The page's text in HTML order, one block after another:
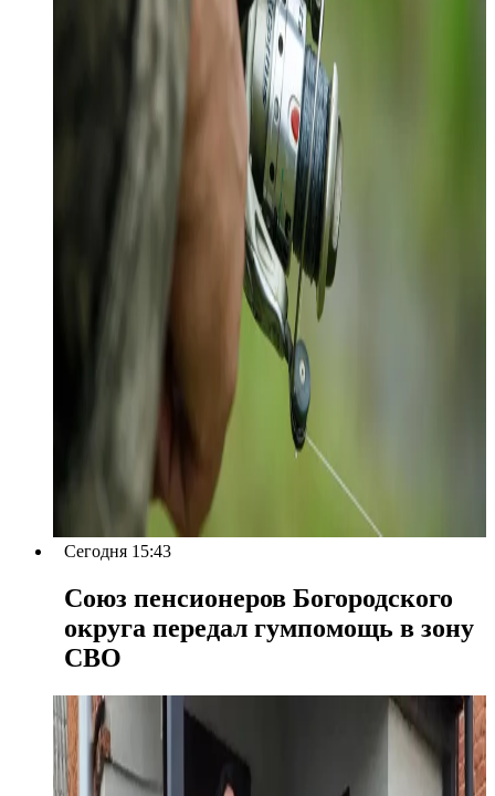
Сегодня 15:43
Союз пенсионеров Богородского
округа передал гумпомощь в зону
СВО